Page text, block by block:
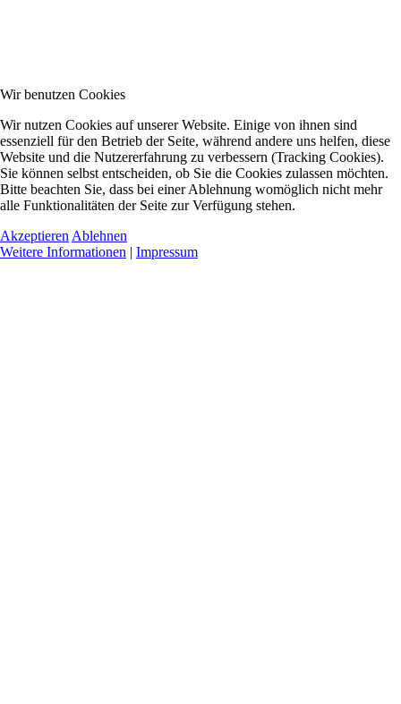
Wir benutzen Cookies
Wir nutzen Cookies auf unserer Website. Einige von ihnen sind
essenziell für den Betrieb der Seite, während andere uns helfen, diese
Website und die Nutzererfahrung zu verbessern (Tracking Cookies).
Sie können selbst entscheiden, ob Sie die Cookies zulassen möchten.
Bitte beachten Sie, dass bei einer Ablehnung womöglich nicht mehr
alle Funktionalitäten der Seite zur Verfügung stehen.
Akzeptieren Ablehnen
Weitere Informationen | Impressum